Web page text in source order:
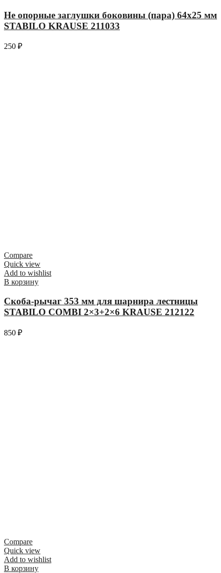
Не опорные заглушки боковины (пара) 64х25 мм
STABILO KRAUSE 211033
250 ₽
Compare
Quick view
Add to wishlist
В корзину
Скоба-рычаг 353 мм для шарнира лестницы
STABILO COMBI 2×3+2×6 KRAUSE 212122
850 ₽
Compare
Quick view
Add to wishlist
В корзину